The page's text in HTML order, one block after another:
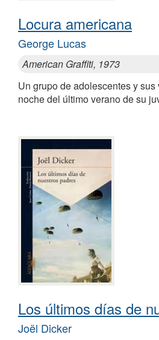
Locura americana
George Lucas
American Graffiti, 1973
Un grupo de adolescentes y
noche del último verano de su
Los últimos días de
Joël Dicker